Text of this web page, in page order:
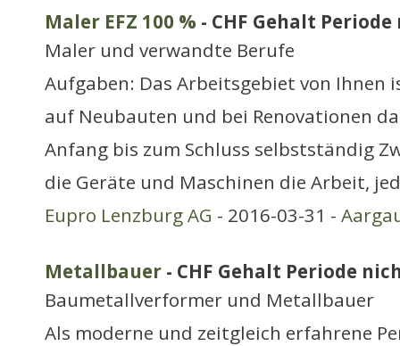
Maler EFZ 100 % - CHF Gehalt
Maler und verwandte Berufe
Aufgaben: Das Arbeitsgebiet von Ihnen
auf Neubauten und bei Renovationen
Anfang bis zum Schluss selbstständig
die Geräte und Maschinen die Arbeit,
Eupro Lenzburg AG - 2016-03-31 -
Metallbauer - CHF Gehalt Periode
Baumetallverformer und Metallbauer
Als moderne und zeitgleich erfahrene